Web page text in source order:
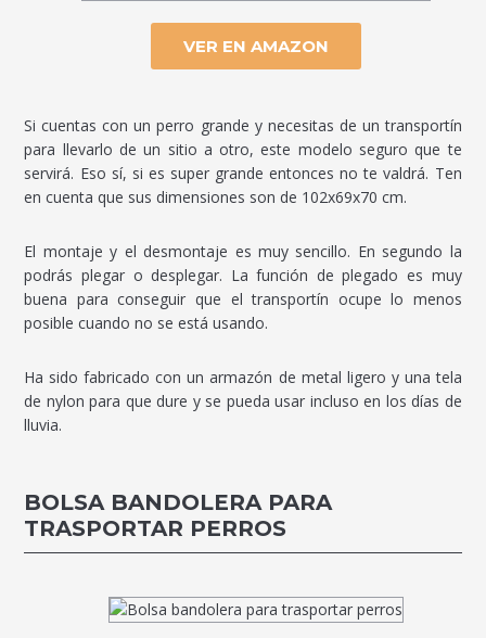
VER EN AMAZON
Si cuentas con un perro grande y necesitas de un transportín
para llevarlo de un sitio a otro, este modelo seguro que te
servirá. Eso sí, si es super grande entonces no te valdrá. Ten
en cuenta que sus dimensiones son de 102x69x70 cm.
El montaje y el desmontaje es muy sencillo. En segundo la
podrás plegar o desplegar. La función de plegado es muy
buena para conseguir que el transportín ocupe lo menos
posible cuando no se está usando.
Ha sido fabricado con un armazón de metal ligero y una tela
de nylon para que dure y se pueda usar incluso en los días de
lluvia.
BOLSA BANDOLERA PARA
TRASPORTAR PERROS